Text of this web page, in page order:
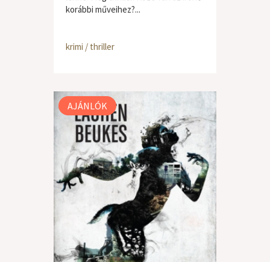
korábbi műveihez?...
krimi / thriller
AJÁNLÓK